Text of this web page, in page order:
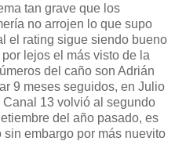
tan grave que los
no arrojen lo que supo
el rating sigue siendo bueno
lejos el más visto de la
del caño son Adrián
9 meses seguidos, en Julio
13 volvió al segundo
del año pasado, es
embargo por más nuevito